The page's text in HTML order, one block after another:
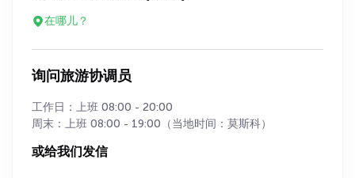
在哪儿？
询问旅游协调员
工作日：上班 08:00 - 20:00
周末：上班 08:00 - 19:00（当地时间：莫斯科）
或给我们发信